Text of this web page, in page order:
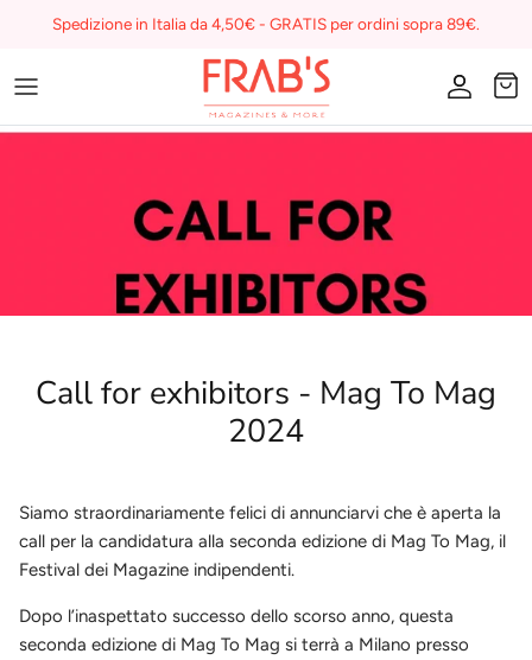
Spedizione in Italia da 4,50€ - GRATIS per ordini sopra 89€.
Magazines
I miei preferiti su Frab's
Call for exhibitors - Mag To Mag
2024
Siamo straordinariamente felici di annunciarvi che è aperta la
call per la candidatura alla seconda edizione di Mag To Mag, il
Festival dei Magazine indipendenti.
Dopo l’inaspettato successo dello scorso anno, questa
seconda edizione di Mag To Mag si terrà a Milano presso